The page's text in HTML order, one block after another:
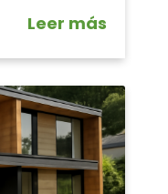
Leer más